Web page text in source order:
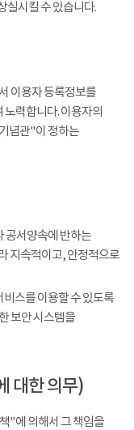
실시킬 수 있습니다.
이용자 등록정보를
력합니다. 이용자의
념관"이 정하는
공서양속에 반하는
지속적이고, 안정적으로
스를 이용할 수 있도록
보안 시스템을
대한 의무)
"에 의해서 그 책임을